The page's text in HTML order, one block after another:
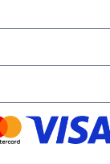
deinen